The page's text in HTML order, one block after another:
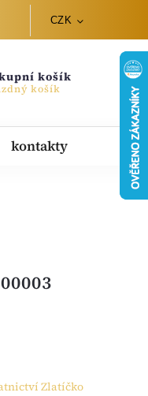
CZK
košík
košík
kontakty
Zlatíčko